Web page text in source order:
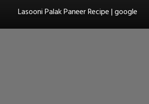
Lasooni Palak Paneer Recipe | google